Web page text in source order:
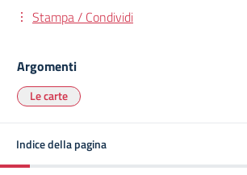
Stampa / Condividi
Argomenti
Le carte
Indice della pagina